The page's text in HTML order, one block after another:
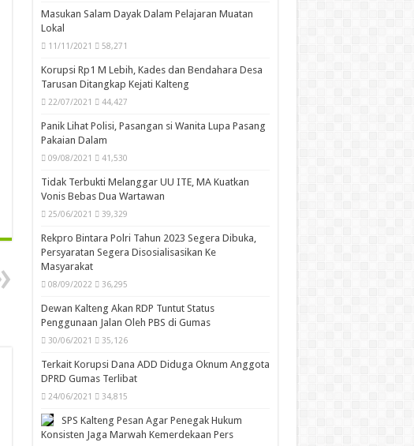
Masukan Salam Dayak Dalam Pelajaran Muatan
Lokal
11/11/2021 58,271
Korupsi Rp1 M Lebih, Kades dan Bendahara Desa
Tarusan Ditangkap Kejati Kalteng
22/07/2021 44,427
Panik Lihat Polisi, Pasangan si Wanita Lupa Pasang
Pakaian Dalam
09/08/2021 41,530
Tidak Terbukti Melanggar UU ITE, MA Kuatkan
Vonis Bebas Dua Wartawan
25/06/2021 39,329
Rekpro Bintara Polri Tahun 2023 Segera Dibuka,
Persyaratan Segera Disosialisasikan Ke
Masyarakat
08/09/2022 36,295
Dewan Kalteng Akan RDP Tuntut Status
Penggunaan Jalan Oleh PBS di Gumas
30/06/2021 35,126
Terkait Korupsi Dana ADD Diduga Oknum Anggota
DPRD Gumas Terlibat
24/06/2021 34,815
SPS Kalteng Pesan Agar Penegak Hukum
Konsisten Jaga Marwah Kemerdekaan Pers